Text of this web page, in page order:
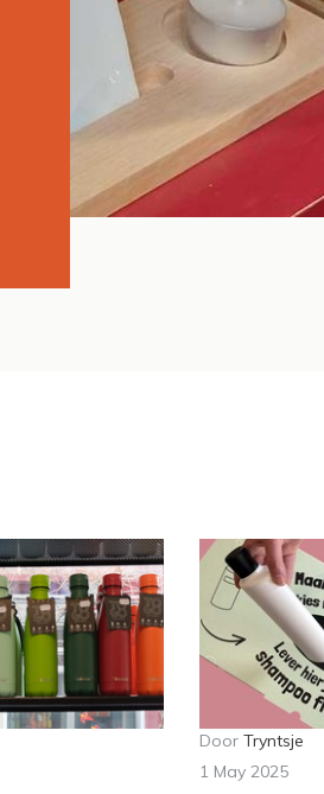
Door Tryntsje
1 May 2025